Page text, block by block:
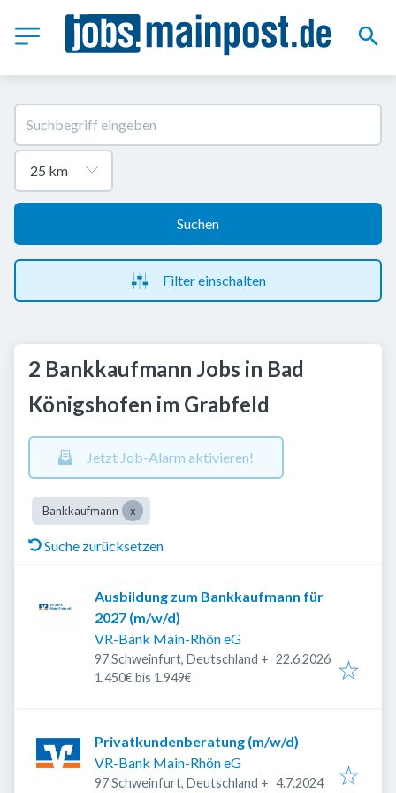
Suchen
Filter einschalten
2 Bankkaufmann Jobs in Bad
Königshofen im Grabfeld
Jetzt Job-Alarm aktivieren!
Bankkaufmann
Suche zurücksetzen
Ausbildung zum Bankkaufmann für
2027 (m/w/d)
VR-Bank Main-Rhön eG
97 Schweinfurt, Deutschland + Veröffentlicht
22.6.2026
1.450€ bis 1.949€
Privatkundenberatung (m/w/d)
VR-Bank Main-Rhön eG
97 Schweinfurt, Deutschland + Veröffentlicht
4.7.2024